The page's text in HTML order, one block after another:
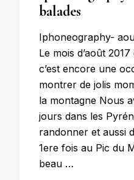
balades
Iphoneography-
Le mois d’août
c’est encore une
montrer de jolis
la montagne Nous
jours dans les
randonner et aussi
1ere fois au Pic du
beau …